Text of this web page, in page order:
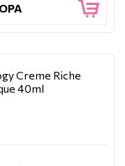
Creme Riche
40ml